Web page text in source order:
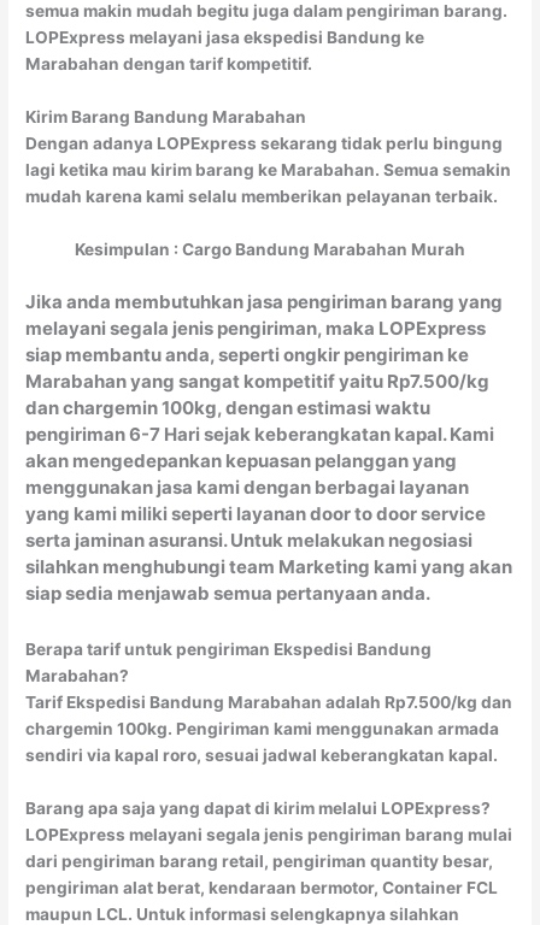
semua makin mudah begitu juga dalam pengiriman barang.
LOPExpress melayani jasa ekspedisi Bandung ke
Marabahan dengan tarif kompetitif.
Kirim Barang Bandung Marabahan
Dengan adanya LOPExpress sekarang tidak perlu bingung
lagi ketika mau kirim barang ke Marabahan. Semua semakin
mudah karena kami selalu memberikan pelayanan terbaik.
Kesimpulan : Cargo Bandung Marabahan Murah
Jika anda membutuhkan jasa pengiriman barang yang
melayani segala jenis pengiriman, maka LOPExpress
siap membantu anda, seperti ongkir pengiriman ke
Marabahan yang sangat kompetitif yaitu Rp7.500/kg
dan chargemin 100kg, dengan estimasi waktu
pengiriman 6-7 Hari sejak keberangkatan kapal. Kami
akan mengedepankan kepuasan pelanggan yang
menggunakan jasa kami dengan berbagai layanan
yang kami miliki seperti layanan door to door service
serta jaminan asuransi. Untuk melakukan negosiasi
silahkan menghubungi team Marketing kami yang akan
siap sedia menjawab semua pertanyaan anda.
Berapa tarif untuk pengiriman Ekspedisi Bandung
Marabahan?
Tarif Ekspedisi Bandung Marabahan adalah Rp7.500/kg dan
chargemin 100kg. Pengiriman kami menggunakan armada
sendiri via kapal roro, sesuai jadwal keberangkatan kapal.
Barang apa saja yang dapat di kirim melalui LOPExpress?
LOPExpress melayani segala jenis pengiriman barang mulai
dari pengiriman barang retail, pengiriman quantity besar,
pengiriman alat berat, kendaraan bermotor, Container FCL
maupun LCL. Untuk informasi selengkapnya silahkan